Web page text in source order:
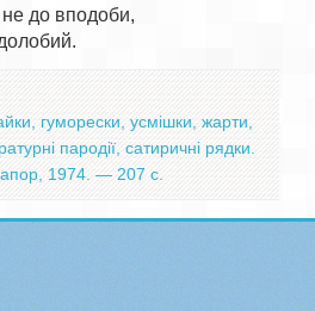
до вподоби,
гуморески, усмішки, жарти,
пародії, сатиричні рядки.
1974. — 207 с.